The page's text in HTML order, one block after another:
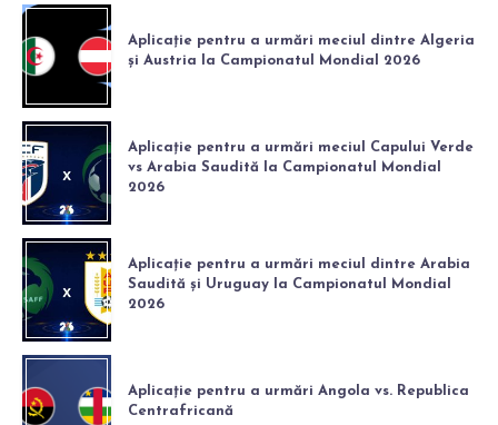
Aplicație pentru a urmări meciul dintre Algeria
și Austria la Campionatul Mondial 2026
Aplicație pentru a urmări meciul Capului Verde
vs Arabia Saudită la Campionatul Mondial
2026
Aplicație pentru a urmări meciul dintre Arabia
Saudită și Uruguay la Campionatul Mondial
2026
Aplicație pentru a urmări Angola vs. Republica
Centrafricană